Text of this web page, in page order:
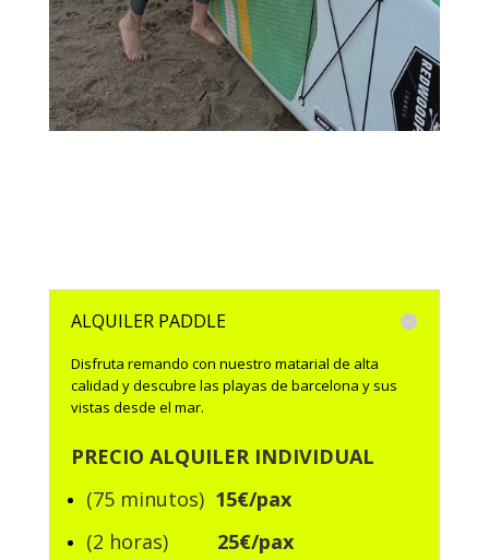
ALQUILER PADDLE
Disfruta remando con nuestro matarial de alta
calidad y descubre las playas de barcelona y sus
vistas desde el mar.
PRECIO ALQUILER INDIVIDUAL
(75 minutos) 15€/pax
(2 horas) 25€/pax